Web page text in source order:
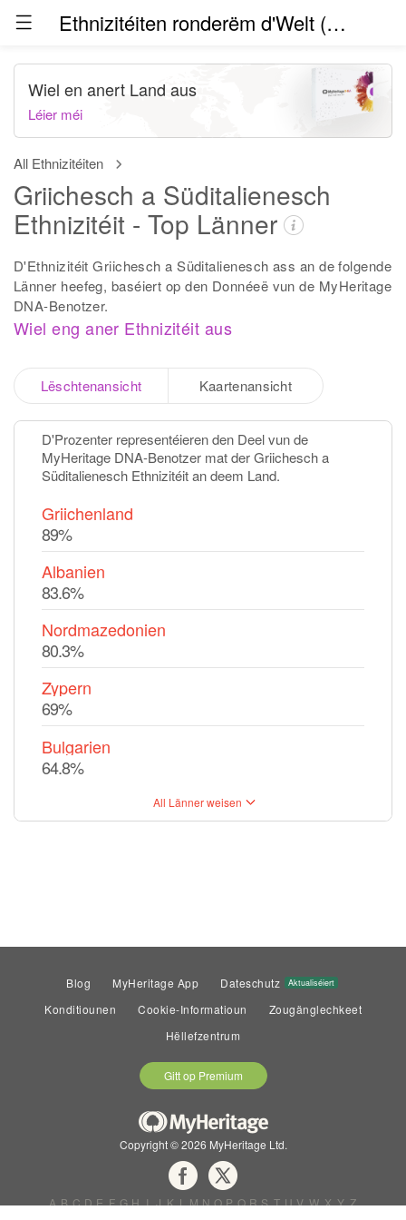
Ethnizitéiten ronderëm d'Welt (Beta)
All Ethnizitéiten
Griichesch a Süditalienesch
Ethnizitéit - Top Länner
D'Ethnizitéit Griichesch a Süditalienesch ass an de folgende
Länner heefeg, baséiert op den Donnéeë vun de MyHeritage
DNA-Benotzer.
Wiel eng aner Ethnizitéit aus
Wiel en anert Land aus
Léier méi
Lëschtenansicht Kaartenansicht
D'Prozenter representéieren den Deel vun de
MyHeritage DNA-Benotzer mat der Griichesch a
Süditalienesch Ethnizitéit an deem Land.
Griichenland
89%
Albanien
83.6%
Nordmazedonien
80.3%
Zypern
69%
Bulgarien
64.8%
All Länner weisen
Blog MyHeritage App Dateschutz Aktualiséiert
Konditiounen Cookie-Informatioun
Zougänglechkeet
Hëllefzentrum
Gitt op Premium
Copyright © 2026 MyHeritage Ltd.
A B C D E F G H I J K L M N O P Q R S T U V W X Y Z